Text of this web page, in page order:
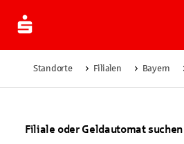
Standorte Filialen Bayern
Filiale oder Geldautomat suchen